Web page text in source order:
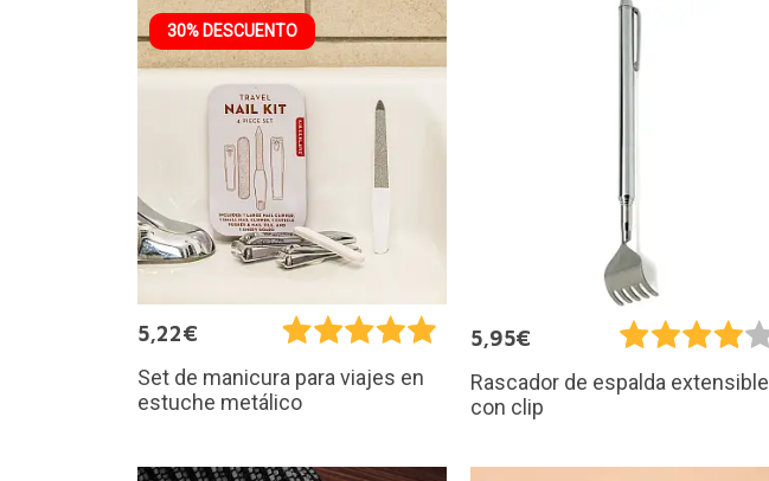
30% DESCUENTO
5,22€
Set de manicura para viajes en
estuche metálico
5,95€
Rascador de espalda extensible
con clip